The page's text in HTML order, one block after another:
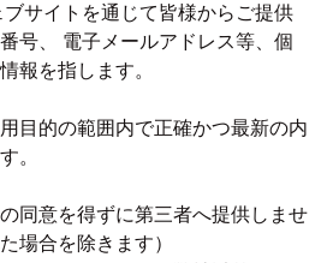
サイトを通じて皆様からご提供
号、 電子メールアドレス等、個
報を指します。
目的の範囲内で正確かつ最新の内
。
同意を得ずに第三者へ提供しませ
場合を除きます）